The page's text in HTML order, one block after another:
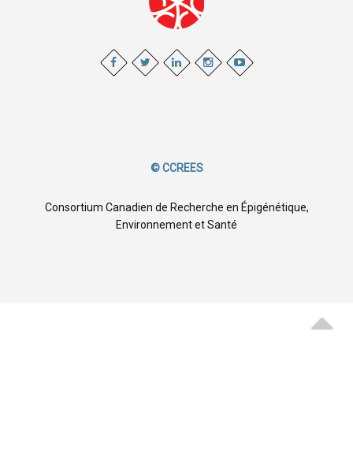
© CCREES
Consortium Canadien de Recherche en Épigénétique,
Environnement et Santé